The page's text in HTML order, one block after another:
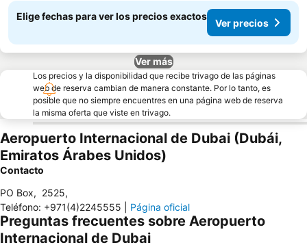
Elige fechas para ver los precios exactos
Ver precios
Ver más
Los precios y la disponibilidad que recibe trivago de las páginas
web de reserva cambian de manera constante. Por lo tanto, es
posible que no siempre encuentres en una página web de reserva
la misma oferta que viste en trivago.
Aeropuerto Internacional de Dubai (Dubái,
Emiratos Árabes Unidos)
Contacto
PO Box, 2525,
Teléfono: +971(4)2245555 Página oficial
Preguntas frecuentes sobre Aeropuerto
Internacional de Dubai